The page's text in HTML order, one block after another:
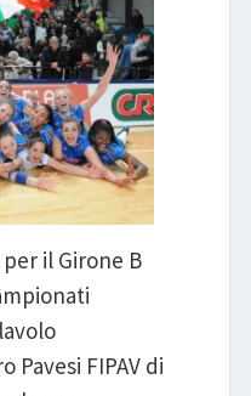
il Girone B
Pavesi FIPAV di